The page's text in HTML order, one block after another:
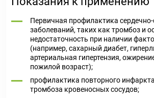
Первичная профилактика
заболеваний, таких как тромбоз и
недостаточность при наличии
(например, сахарный диабет,
артериальная гипертензия,
пожилой возраст);
профилактика повторного
тромбоза кровеносных сосудов;